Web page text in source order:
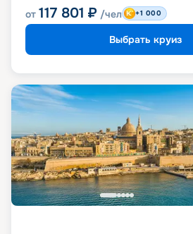
от 117 801 ₽ /чел +1 000
Выбрать круиз